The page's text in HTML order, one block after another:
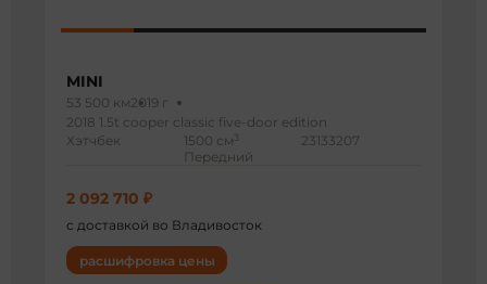
MINI
53 500 км2019 г
2018 1.5t cooper classic five-door edition
Хэтчбек
1500 см 3
Передний
23133207
2 092 710 ₽
с доставкой во Владивосток
расшифровка цены